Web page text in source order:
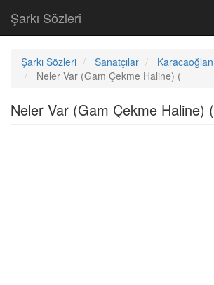
Şarkı Sözleri
Şarkı Sözleri Sanatçılar
Karacaoğlan
Neler Var (Gam Çekme Haline) (
Neler Var (Gam Çekme Haline) (